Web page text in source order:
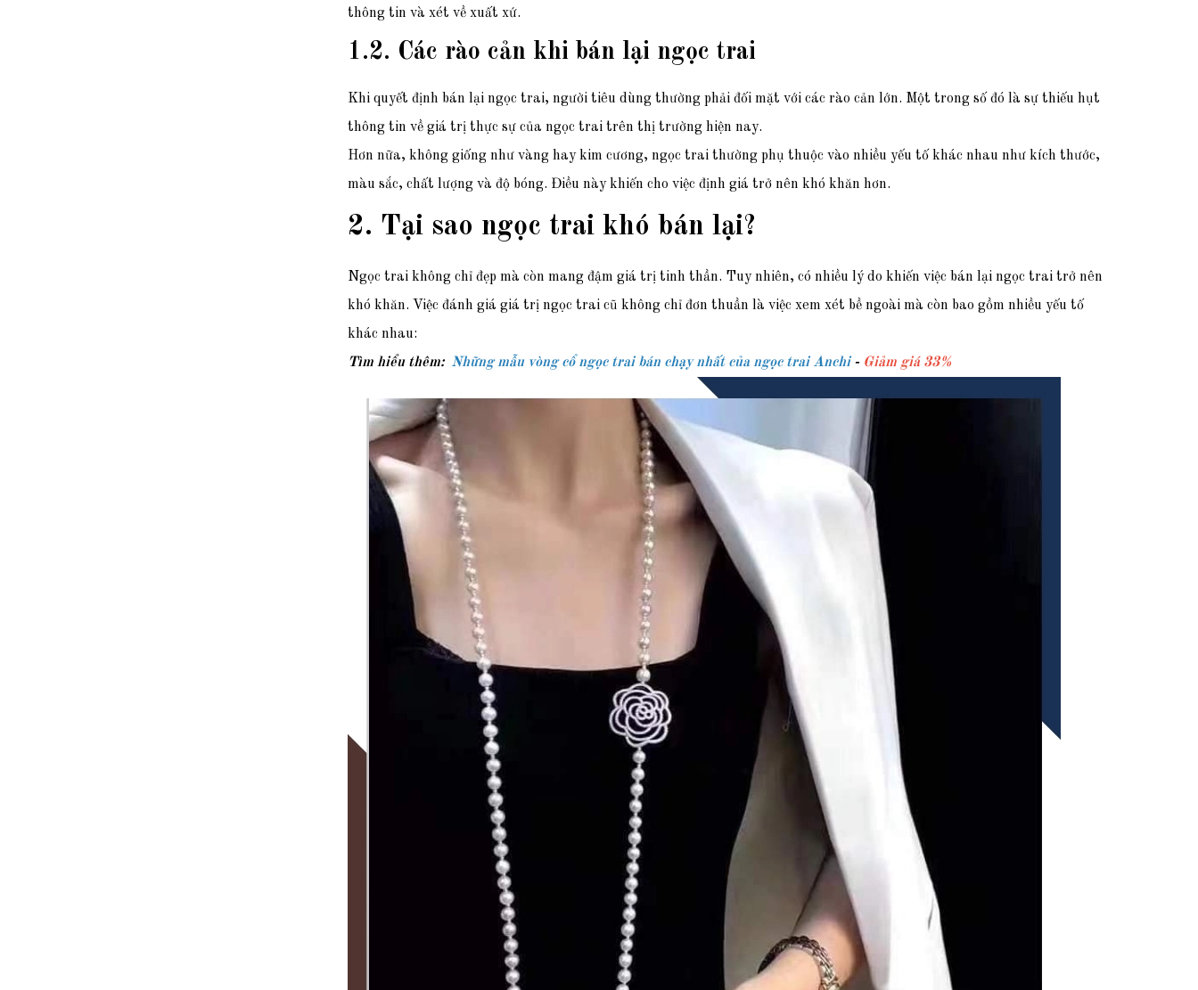
thông tin và xét về xuất xứ.
1.2. Các rào cản khi bán lại ngọc trai
Khi quyết định bán lại ngọc trai, người tiêu dùng thường phải đối mặt với các rào cản lớn. Một trong số đó là sự thiếu hụt
thông tin về giá trị thực sự của ngọc trai trên thị trường hiện nay.
Hơn nữa, không giống như vàng hay kim cương, ngọc trai thường phụ thuộc vào nhiều yếu tố khác nhau như kích thước,
màu sắc, chất lượng và độ bóng. Điều này khiến cho việc định giá trở nên khó khăn hơn.
2. Tại sao ngọc trai khó bán lại?
Ngọc trai không chỉ đẹp mà còn mang đậm giá trị tinh thần. Tuy nhiên, có nhiều lý do khiến việc bán lại ngọc trai trở nên
khó khăn. Việc đánh giá giá trị ngọc trai cũ không chỉ đơn thuần là việc xem xét bề ngoài mà còn bao gồm nhiều yếu tố
khác nhau:
Tìm hiểu thêm: Những mẫu vòng cổ ngọc trai bán chạy nhất của ngọc trai Anchi- Giảm giá 33%